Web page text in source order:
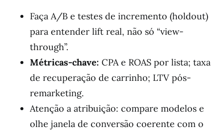
Faça A/B e testes de incremento (holdout)
para entender lift real, não só “view-
through”.
Métricas-chave: CPA e ROAS por lista; taxa
de recuperação de carrinho; LTV pós-
remarketing.
Atenção a atribuição: compare modelos e
olhe janela de conversão coerente com o